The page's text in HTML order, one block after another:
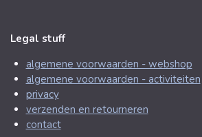
Legal stuff
algemene voorwaarden - webshop
algemene voorwaarden - activiteiten
privacy
verzenden en retourneren
contact